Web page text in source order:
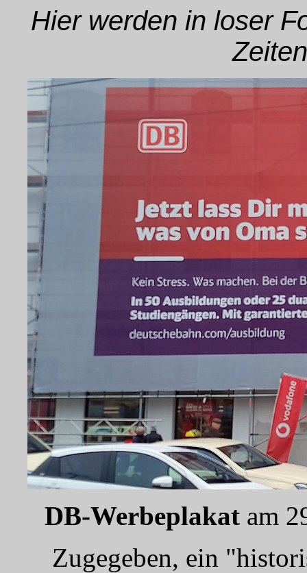
Hier werden in loser
DB-Werbeplakat am
Zugegeben, ein